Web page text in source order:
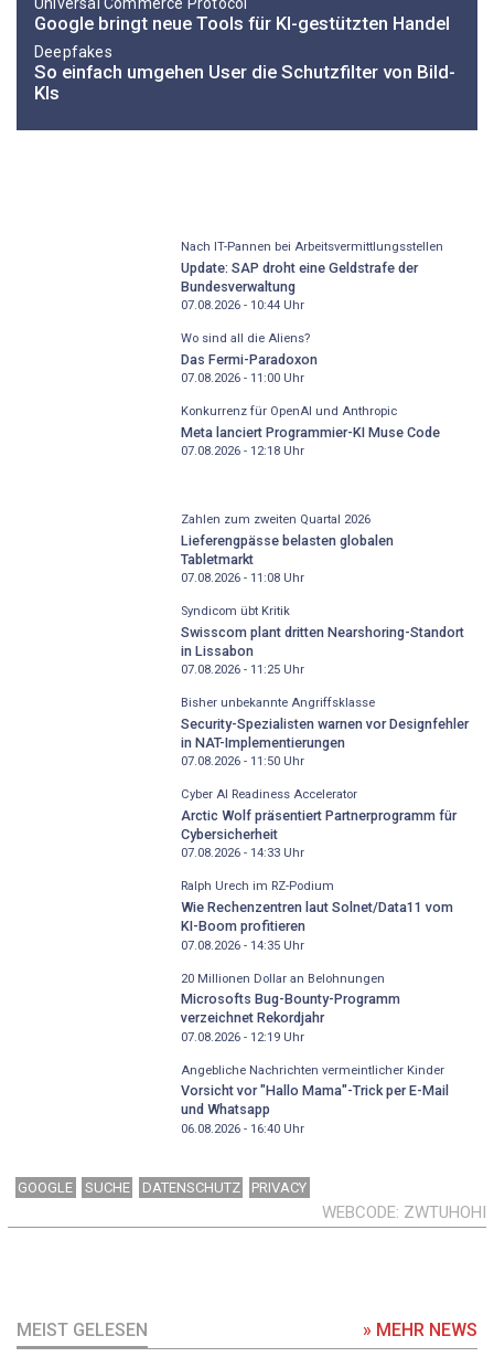
Google bringt neue Tools für KI-gestützten Handel
Deepfakes
So einfach umgehen User die Schutzfilter von Bild-
KIs
Nach IT-Pannen bei Arbeitsvermittlungsstellen
Update: SAP droht eine Geldstrafe der
Bundesverwaltung
07.08.2026 - 10:44Uhr
Wo sind all die Aliens?
Das Fermi-Paradoxon
07.08.2026 - 11:00Uhr
Konkurrenz für OpenAI und Anthropic
Meta lanciert Programmier-KI Muse Code
07.08.2026 - 12:18Uhr
Zahlen zum zweiten Quartal 2026
Lieferengpässe belasten globalen
Tabletmarkt
07.08.2026 - 11:08Uhr
Syndicom übt Kritik
Swisscom plant dritten Nearshoring-Standort
in Lissabon
07.08.2026 - 11:25Uhr
Bisher unbekannte Angriffsklasse
Security-Spezialisten warnen vor Designfehler
in NAT-Implementierungen
07.08.2026 - 11:50Uhr
Cyber AI Readiness Accelerator
Arctic Wolf präsentiert Partnerprogramm für
Cybersicherheit
07.08.2026 - 14:33Uhr
Ralph Urech im RZ-Podium
Wie Rechenzentren laut Solnet/Data11 vom
KI-Boom profitieren
07.08.2026 - 14:35Uhr
20 Millionen Dollar an Belohnungen
Microsofts Bug-Bounty-Programm
verzeichnet Rekordjahr
07.08.2026 - 12:19Uhr
Angebliche Nachrichten vermeintlicher Kinder
Vorsicht vor "Hallo Mama"-Trick per E-Mail
und Whatsapp
06.08.2026 - 16:40Uhr
GOOGLE SUCHE DATENSCHUTZ PRIVACY
WEBCODE ZWTUHOHI
MEIST GELESEN » MEHR NEWS